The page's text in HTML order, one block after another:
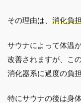
その理由は、 消化負
サウナによって体温
改善されますが、こ
消化器系に過度の負
特にサウナの後は身